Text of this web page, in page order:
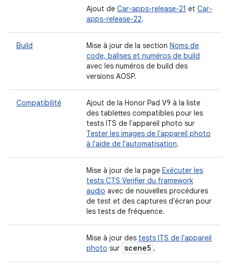
Ajout de Car-apps-release-21 et Car-
apps-release-22.
Build Mise à jour de la section Noms de
code, balises et numéros de build
avec les numéros de build des
versions AOSP.
Compatibilité
Ajout de la Honor Pad V9 à la liste
des tablettes compatibles pour les
tests ITS de l'appareil photo sur
Tester les images de l'appareil photo
à l'aide de l'automatisation.
Mise à jour de la page Exécuter les
tests CTS Verifier du framework
audio avec de nouvelles procédures
de test et des captures d'écran pour
les tests de fréquence.
Mise à jour des tests ITS de l'appareil
photo sur scene5 .